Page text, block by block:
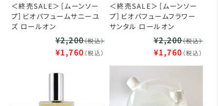
＜終売SALE＞［ムーンソー
プ］ビオパフュームサニーユ
ズ ロールオン
¥2,200（税込）
¥1,760 （税込）
＜終売SALE＞［ムーンソー
プ］ビオパフュームフラワー
サンタル ロールオン
¥2,200（税込）
¥1,760 （税込）